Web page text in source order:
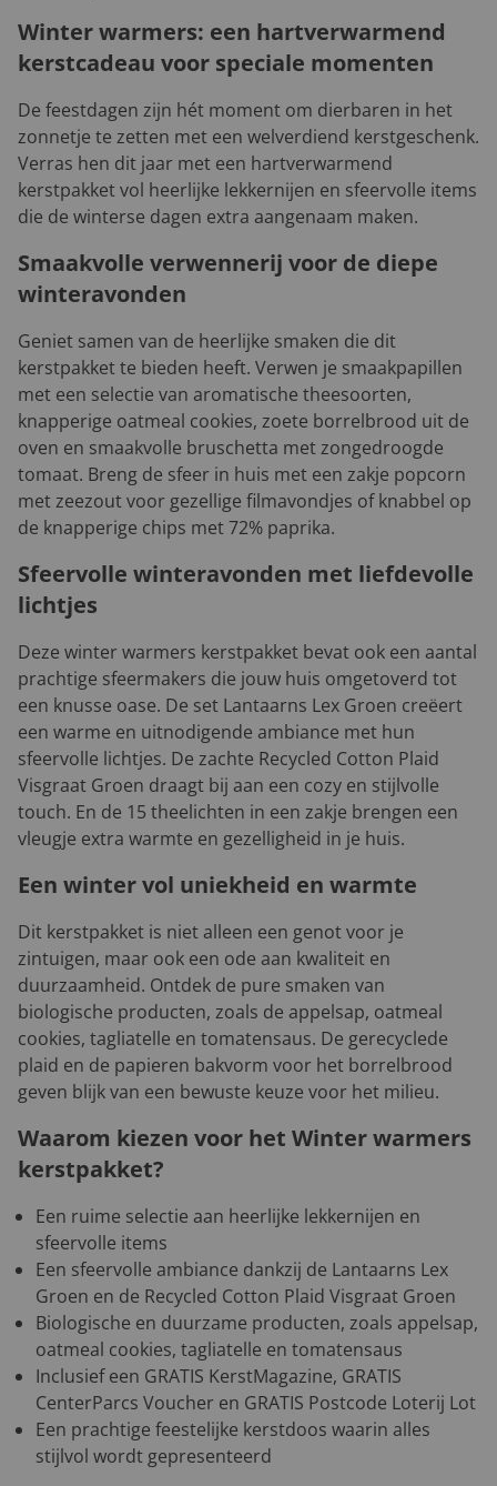
Winter warmers: een hartverwarmend
kerstcadeau voor speciale momenten
De feestdagen zijn hét moment om dierbaren in het
zonnetje te zetten met een welverdiend kerstgeschenk.
Verras hen dit jaar met een hartverwarmend
kerstpakket vol heerlijke lekkernijen en sfeervolle items
die de winterse dagen extra aangenaam maken.
Smaakvolle verwennerij voor de diepe
winteravonden
Geniet samen van de heerlijke smaken die dit
kerstpakket te bieden heeft. Verwen je smaakpapillen
met een selectie van aromatische theesoorten,
knapperige oatmeal cookies, zoete borrelbrood uit de
oven en smaakvolle bruschetta met zongedroogde
tomaat. Breng de sfeer in huis met een zakje popcorn
met zeezout voor gezellige filmavondjes of knabbel op
de knapperige chips met 72% paprika.
Sfeervolle winteravonden met liefdevolle
lichtjes
Deze winter warmers kerstpakket bevat ook een aantal
prachtige sfeermakers die jouw huis omgetoverd tot
een knusse oase. De set Lantaarns Lex Groen creëert
een warme en uitnodigende ambiance met hun
sfeervolle lichtjes. De zachte Recycled Cotton Plaid
Visgraat Groen draagt bij aan een cozy en stijlvolle
touch. En de 15 theelichten in een zakje brengen een
vleugje extra warmte en gezelligheid in je huis.
Een winter vol uniekheid en warmte
Dit kerstpakket is niet alleen een genot voor je
zintuigen, maar ook een ode aan kwaliteit en
duurzaamheid. Ontdek de pure smaken van
biologische producten, zoals de appelsap, oatmeal
cookies, tagliatelle en tomatensaus. De gerecyclede
plaid en de papieren bakvorm voor het borrelbrood
geven blijk van een bewuste keuze voor het milieu.
Waarom kiezen voor het Winter warmers
kerstpakket?
Een ruime selectie aan heerlijke lekkernijen en
sfeervolle items
Een sfeervolle ambiance dankzij de Lantaarns Lex
Groen en de Recycled Cotton Plaid Visgraat Groen
Biologische en duurzame producten, zoals appelsap,
oatmeal cookies, tagliatelle en tomatensaus
Inclusief een GRATIS KerstMagazine, GRATIS
CenterParcs Voucher en GRATIS Postcode Loterij Lot
Een prachtige feestelijke kerstdoos waarin alles
stijlvol wordt gepresenteerd